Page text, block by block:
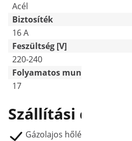
Acél
Biztosíték
16 A
Feszültség [V]
220-240
Folyamatos munkaidő [h]
17
Szállítási csomag
Gázolajos hőlégfúvó MSW-